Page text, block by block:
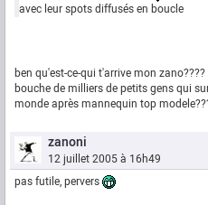
avec leur spots diffusés en boucle
ben qu'est-ce-qui t'arrive mon
bouche de milliers de petits gens qui
monde après mannequin top
zanoni
12 juillet 2005 à 16h49
pas futile, pervers